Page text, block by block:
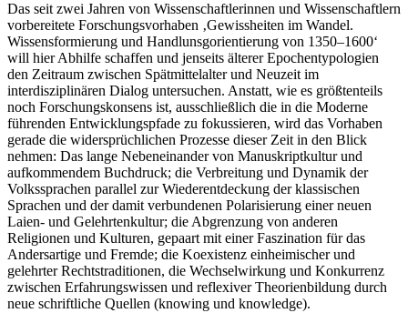
Das seit zwei Jahren von Wissenschaftlerinnen und Wissenschaftlern
vorbereitete Forschungsvorhaben ‚Gewissheiten im Wandel.
Wissensformierung und Handlunsgorientierung von 1350–1600‘
will hier Abhilfe schaffen und jenseits älterer Epochentypologien
den Zeitraum zwischen Spätmittelalter und Neuzeit im
interdisziplinären Dialog untersuchen. Anstatt, wie es größtenteils
noch Forschungskonsens ist, ausschließlich die in die Moderne
führenden Entwicklungspfade zu fokussieren, wird das Vorhaben
gerade die widersprüchlichen Prozesse dieser Zeit in den Blick
nehmen: Das lange Nebeneinander von Manuskriptkultur und
aufkommendem Buchdruck; die Verbreitung und Dynamik der
Volkssprachen parallel zur Wiederentdeckung der klassischen
Sprachen und der damit verbundenen Polarisierung einer neuen
Laien- und Gelehrtenkultur; die Abgrenzung von anderen
Religionen und Kulturen, gepaart mit einer Faszination für das
Andersartige und Fremde; die Koexistenz einheimischer und
gelehrter Rechtstraditionen, die Wechselwirkung und Konkurrenz
zwischen Erfahrungswissen und reflexiver Theorienbildung durch
neue schriftliche Quellen (knowing und knowledge).